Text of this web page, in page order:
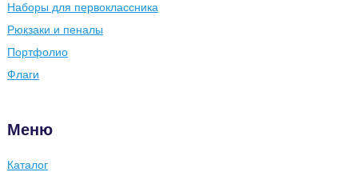
Наборы для первоклассника
Рюкзаки и пеналы
Портфолио
Флаги
Меню
Каталог